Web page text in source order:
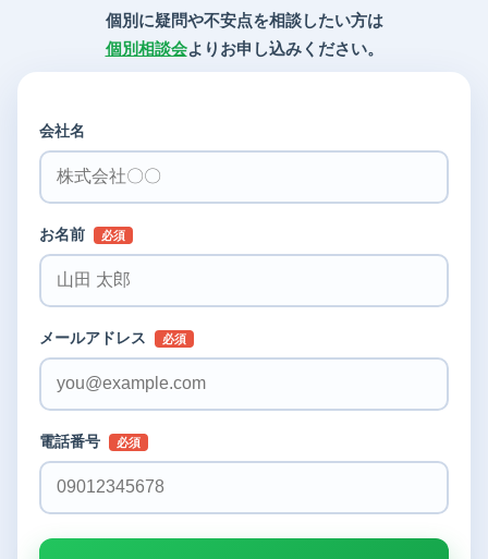
個別に疑問や不安点を相談したい方は
個別相談会よりお申し込みください。
会社名
お名前 必須
メールアドレス 必須
電話番号 必須